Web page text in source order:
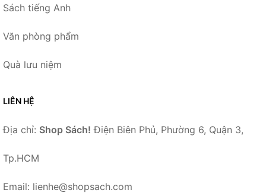
Sách tiếng Anh
Văn phòng phẩm
Quà lưu niệm
LIÊN HỆ
Địa chỉ: Shop Sách! Điện Biên Phủ, Phường 6, Quận 3,
Tp.HCM
Email: lienhe@shopsach.com